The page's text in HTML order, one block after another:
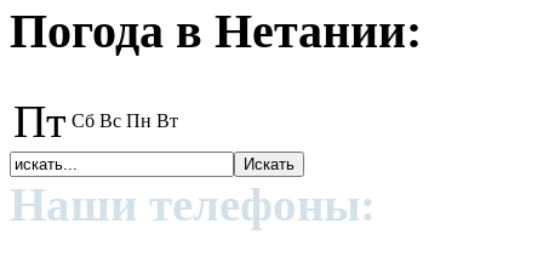
Погода в Нетании:
Пт Сб Вс Пн Вт
Наши телефоны: